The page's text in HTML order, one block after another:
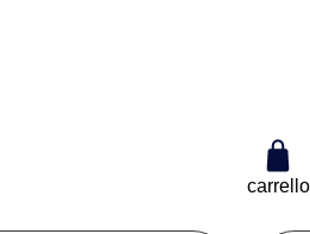
carrello